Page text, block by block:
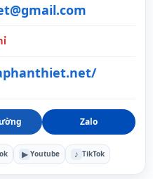
Zalo
▶ Youtube ♪ TikTok